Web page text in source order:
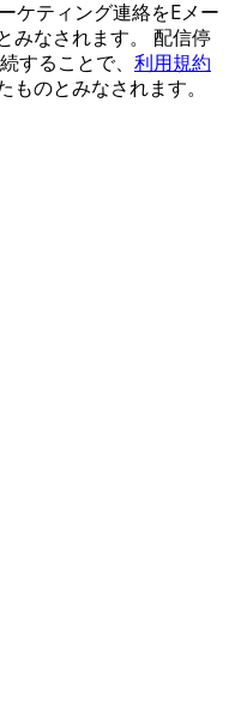
ケティング連絡をEメー
みなされます。 配信停
することで、 利用規約
ものとみなされます。